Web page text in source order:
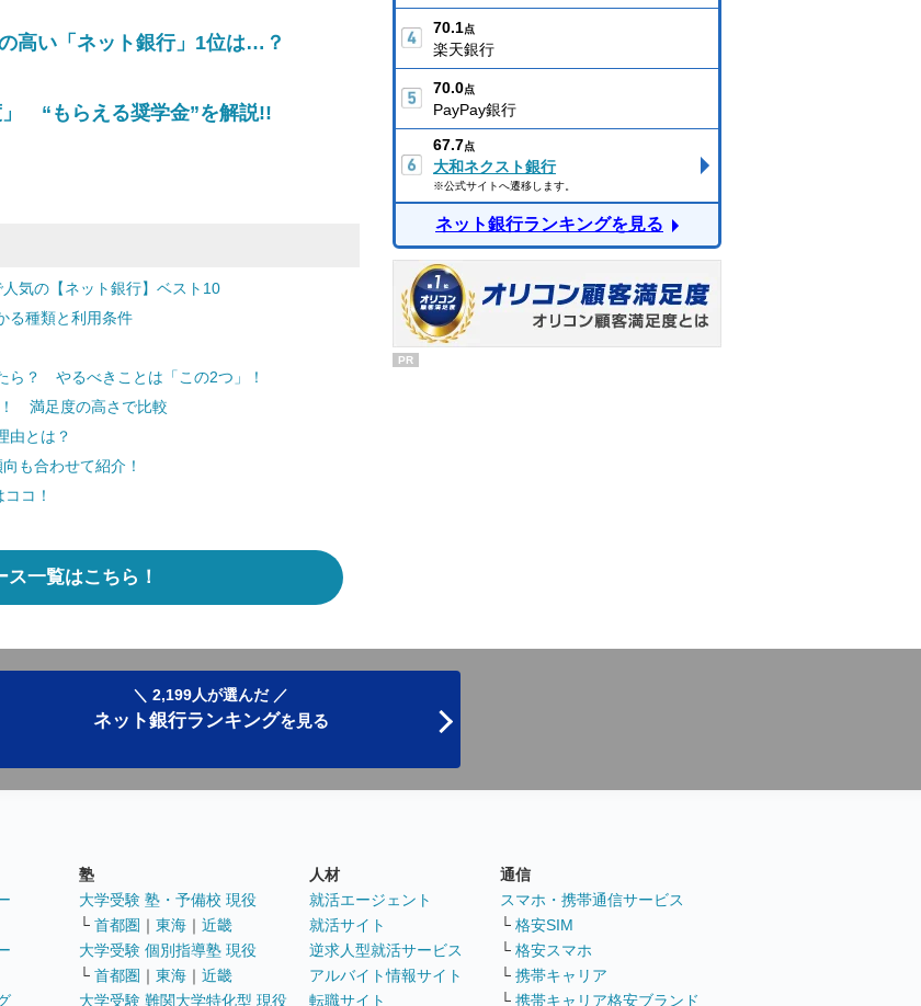
高い「ネット銀行」1位は…？
“もらえる奨学金”を解説!!
気の【ネット銀行】ベスト10
る種類と利用条件
ら？ やるべきことは「この2つ」！
！ 満足度の高さで比較
由とは？
も合わせて紹介！
コ！
一覧はこちら！
70.1点
楽天銀行
70.0点
PayPay銀行
67.7点
大和ネクスト銀行
※公式サイトへ遷移します。
ネット銀行ランキングを見る
PR
＼ 2,199人が選んだ ／
ネット銀行ランキングを見る
塾
大学受験 塾・予備校 現役
└ 首都圏 ｜ 東海 ｜ 近畿
大学受験 個別指導塾 現役
└ 首都圏 ｜ 東海 ｜ 近畿
大学受験 難関大学特化型 現役
人材
就活エージェント
就活サイト
逆求人型就活サービス
アルバイト情報サイト
転職サイト
通信
スマホ・携帯通信サービス
└ 格安SIM
└ 格安スマホ
└ 携帯キャリア
└ 携帯キャリア格安ブランド